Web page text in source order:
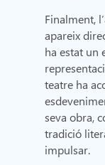
Finalment, l’
apareix
ha estat un
teatre ha
seva obra,
tradició
impulsar.